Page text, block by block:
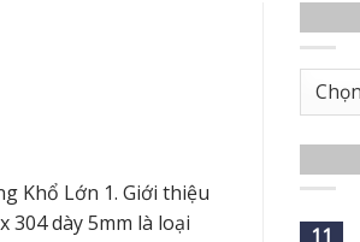
Khổ Lớn 1. Giới thiệu
304 dày 5mm là loại
Danh
11